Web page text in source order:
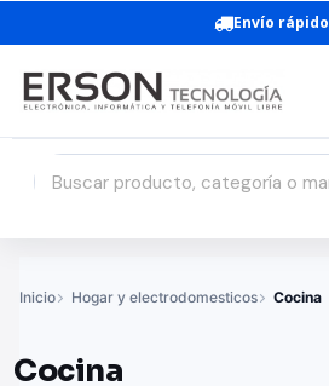
Envío rápido
Inicio Hogar y electrodomesticos Cocina
Cocina